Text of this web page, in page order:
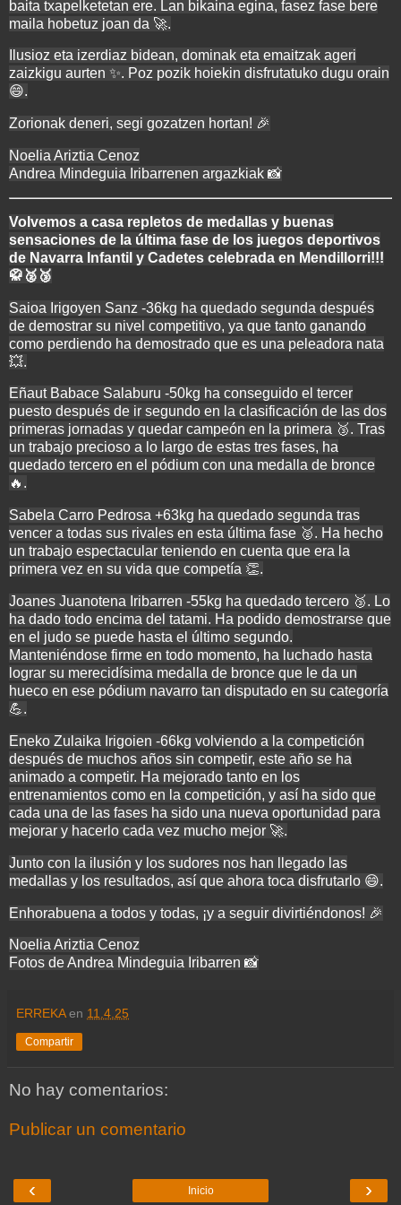
baita txapelketetan ere. Lan bikaina egina, fasez fase bere
maila hobetuz joan da 🚀.
Ilusioz eta izerdiaz bidean, dominak eta emaitzak ageri
zaizkigu aurten ✨. Poz pozik hoiekin disfrutatuko dugu orain
😄.
Zorionak deneri, segi gozatzen hortan! 🎉
Noelia Ariztia Cenoz
Andrea Mindeguia Iribarrenen argazkiak 📸
Volvemos a casa repletos de medallas y buenas
sensaciones de la última fase de los juegos deportivos
de Navarra Infantil y Cadetes celebrada en Mendillorri!!!
🥋🥈🥉
Saioa Irigoyen Sanz -36kg ha quedado segunda después
de demostrar su nivel competitivo, ya que tanto ganando
como perdiendo ha demostrado que es una peleadora nata
💥.
Eñaut Babace Salaburu -50kg ha conseguido el tercer
puesto después de ir segundo en la clasificación de las dos
primeras jornadas y quedar campeón en la primera 🥉. Tras
un trabajo precioso a lo largo de estas tres fases, ha
quedado tercero en el pódium con una medalla de bronce
🔥.
Sabela Carro Pedrosa +63kg ha quedado segunda tras
vencer a todas sus rivales en esta última fase 🥈. Ha hecho
un trabajo espectacular teniendo en cuenta que era la
primera vez en su vida que competía 👏.
Joanes Juanotena Iribarren -55kg ha quedado tercero 🥉. Lo
ha dado todo encima del tatami. Ha podido demostrarse que
en el judo se puede hasta el último segundo.
Manteniéndose firme en todo momento, ha luchado hasta
lograr su merecidísima medalla de bronce que le da un
hueco en ese pódium navarro tan disputado en su categoría
💪.
Eneko Zulaika Irigoien -66kg volviendo a la competición
después de muchos años sin competir, este año se ha
animado a competir. Ha mejorado tanto en los
entrenamientos como en la competición, y así ha sido que
cada una de las fases ha sido una nueva oportunidad para
mejorar y hacerlo cada vez mucho mejor 🚀.
Junto con la ilusión y los sudores nos han llegado las
medallas y los resultados, así que ahora toca disfrutarlo 😄.
Enhorabuena a todos y todas, ¡y a seguir divirtiéndonos! 🎉
Noelia Ariztia Cenoz
Fotos de Andrea Mindeguia Iribarren 📸
ERREKA en 11.4.25
Compartir
No hay comentarios:
Publicar un comentario
‹ ›
Inicio